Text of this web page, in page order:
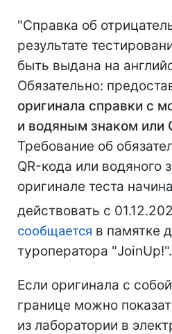
"Справка об
результате
быть выдана на
Обязательно:
оригинала справки с
и водяным знаком или
Требование об
QR-кода или водяного
оригинале теста
действовать с
сообщается в памятке
туроператора "JoinUp!".
Если оригинала с
границе можно
из лаборатории в